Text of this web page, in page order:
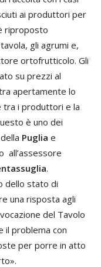
ai produttori per
riproposto
gli agrumi e,
ortofrutticolo. Gli
su prezzi al
apertamente lo
tra i produttori e la
è uno dei
della Puglia e
all’assessore
.
dello stato di
una risposta agli
del Tavolo
problema con
per porre in atto